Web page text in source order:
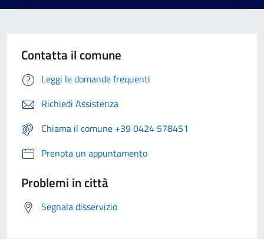
Contatta il comune
Leggi le domande frequenti
Richiedi Assistenza
Chiama il comune +39 0424 578451
Prenota un appuntamento
Problemi in città
Segnala disservizio